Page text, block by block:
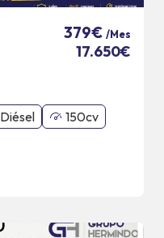
379€ /Mes
17.650€
Diésel 150cv